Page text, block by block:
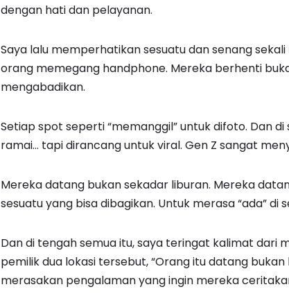
dengan hati dan pelayanan.
Saya lalu memperhatikan sesuatu dan senang
orang memegang handphone. Mereka berhenti
mengabadikan.
Setiap spot seperti “memanggil” untuk difoto. Dan
ramai… tapi dirancang untuk viral. Gen Z sangat
Mereka datang bukan sekadar liburan. Mereka
sesuatu yang bisa dibagikan. Untuk merasa “ada” di
Dan di tengah semua itu, saya teringat kalimat dari
pemilik dua lokasi tersebut, “Orang itu datang
merasakan pengalaman yang ingin mereka